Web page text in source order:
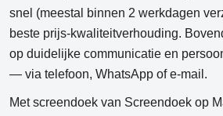
snel (meestal binnen 2 werkdagen
beste prijs‑kwaliteitverhouding.
op duidelijke communicatie en
— via telefoon, WhatsApp of e‑mail .
Met screendoek van Screendoek op